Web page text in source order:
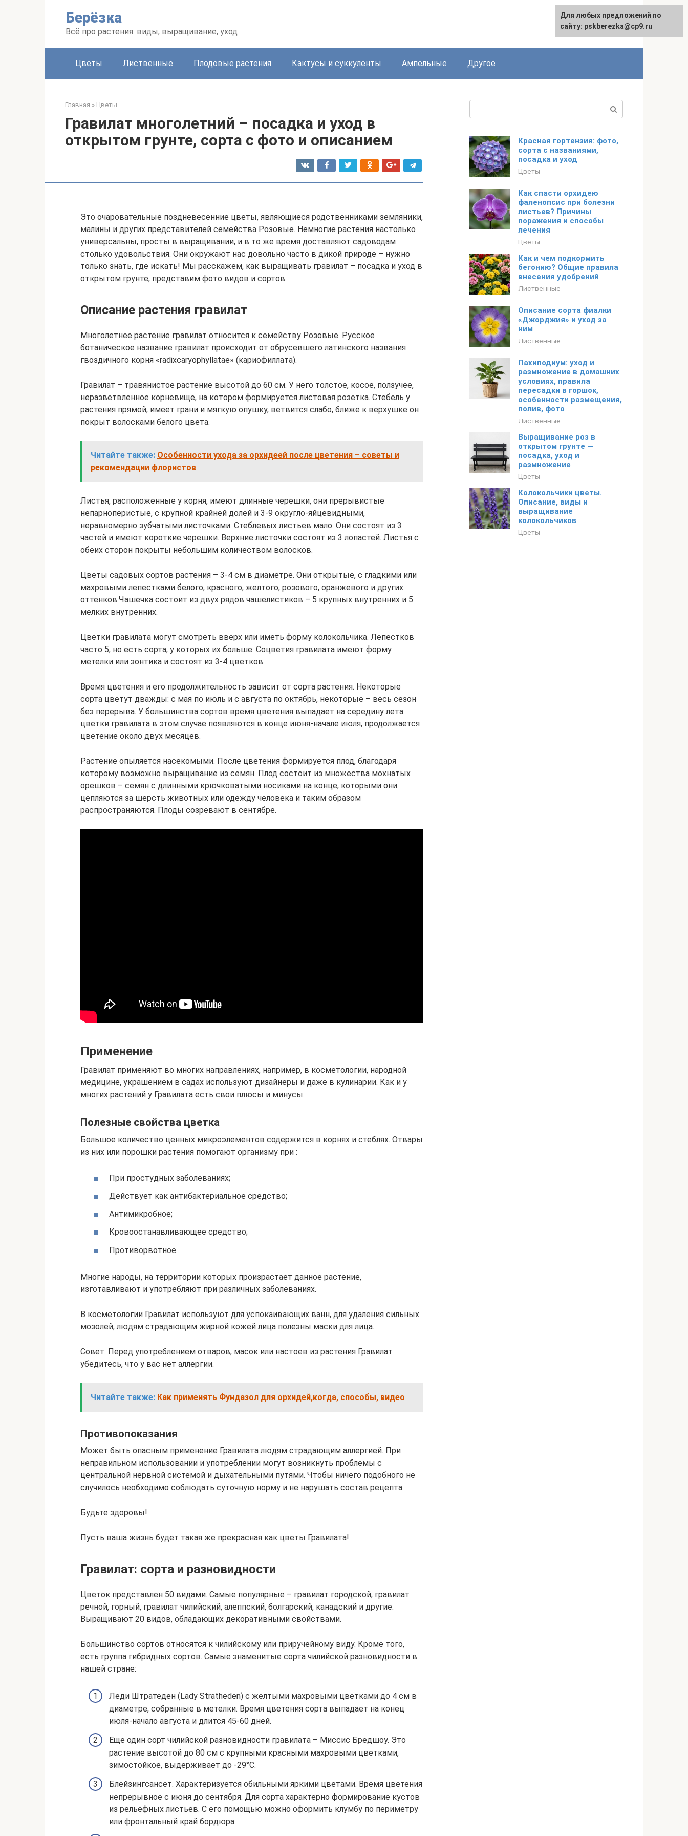
Берёзка
Всё про растения: виды, выращивание, уход
English
Цветы Лиственные Плодовые растения Кактусы и суккуленты Ампельные Другое
Главная » Цветы
Гравилат многолетний – посадка и уход в
открытом грунте, сорта с фото и описанием
Это очаровательные поздневесенние цветы, являющиеся родственниками земляники,
малины и других представителей семейства Розовые. Немногие растения настолько
универсальны, просты в выращивании, и в то же время доставляют садоводам
столько удовольствия. Они окружают нас довольно часто в дикой природе – нужно
только знать, где искать! Мы расскажем, как выращивать гравилат – посадка и уход в
открытом грунте, представим фото видов и сортов.
Описание растения гравилат
Многолетнее растение гравилат относится к семейству Розовые. Русское
ботаническое название гравилат происходит от обрусевшего латинского названия
гвоздичного корня «radixcaryophyllatae» (кариофиллата).
Гравилат – травянистое растение высотой до 60 см. У него толстое, косое, ползучее,
неразветвленное корневище, на котором формируется листовая розетка. Стебель у
растения прямой, имеет грани и мягкую опушку, ветвится слабо, ближе к верхушке он
покрыт волосками белого цвета.
Читайте также: Особенности ухода за орхидеей после цветения – советы и
рекомендации флористов
Листья, расположенные у корня, имеют длинные черешки, они прерывистые
непарноперистые, с крупной крайней долей и 3-9 округло-яйцевидными,
неравномерно зубчатыми листочками. Стеблевых листьев мало. Они состоят из 3
частей и имеют короткие черешки. Верхние листочки состоят из 3 лопастей. Листья с
обеих сторон покрыты небольшим количеством волосков.
Цветы садовых сортов растения – 3-4 см в диаметре. Они открытые, с гладкими или
махровыми лепестками белого, красного, желтого, розового, оранжевого и других
оттенков.Чашечка состоит из двух рядов чашелистиков – 5 крупных внутренних и 5
мелких внутренних.
Цветки гравилата могут смотреть вверх или иметь форму колокольчика. Лепестков
часто 5, но есть сорта, у которых их больше. Соцветия гравилата имеют форму
метелки или зонтика и состоят из 3-4 цветков.
Время цветения и его продолжительность зависит от сорта растения. Некоторые
сорта цветут дважды: с мая по июль и с августа по октябрь, некоторые – весь сезон
без перерыва. У большинства сортов время цветения выпадает на середину лета:
цветки гравилата в этом случае появляются в конце июня-начале июля, продолжается
цветение около двух месяцев.
Растение опыляется насекомыми. После цветения формируется плод, благодаря
которому возможно выращивание из семян. Плод состоит из множества мохнатых
орешков – семян с длинными крючковатыми носиками на конце, которыми они
цепляются за шерсть животных или одежду человека и таким образом
распространяются. Плоды созревают в сентябре.
Применение
Гравилат применяют во многих направлениях, например, в косметологии, народной
медицине, украшением в садах используют дизайнеры и даже в кулинарии. Как и у
многих растений у Гравилата есть свои плюсы и минусы.
Полезные свойства цветка
Большое количество ценных микроэлементов содержится в корнях и стеблях. Отвары
из них или порошки растения помогают организму при :
При простудных заболеваниях;
Действует как антибактериальное средство;
Антимикробное;
Кровоостанавливающее средство;
Противорвотное.
Многие народы, на территории которых произрастает данное растение,
изготавливают и употребляют при различных заболеваниях.
В косметологии Гравилат используют для успокаивающих ванн, для удаления сильных
мозолей, людям страдающим жирной кожей лица полезны маски для лица.
Совет: Перед употреблением отваров, масок или настоев из растения Гравилат
убедитесь, что у вас нет аллергии.
Читайте также: Как применять Фундазол для орхидей,когда, способы, видео
Противопоказания
Может быть опасным применение Гравилата людям страдающим аллергией. При
неправильном использовании и употреблении могут возникнуть проблемы с
центральной нервной системой и дыхательными путями. Чтобы ничего подобного не
случилось необходимо соблюдать суточную норму и не нарушать состав рецепта.
Будьте здоровы!
Пусть ваша жизнь будет такая же прекрасная как цветы Гравилата!
Гравилат: сорта и разновидности
Цветок представлен 50 видами. Самые популярные – гравилат городской, гравилат
речной, горный, гравилат чилийский, алеппский, болгарский, канадский и другие.
Выращивают 20 видов, обладающих декоративными свойствами.
Большинство сортов относятся к чилийскому или приручейному виду. Кроме того,
есть группа гибридных сортов. Самые знаменитые сорта чилийской разновидности в
нашей стране:
Леди Штратеден (Lady Stratheden) с желтыми махровыми цветками до 4 см в
диаметре, собранные в метелки. Время цветения сорта выпадает на конец
июля-начало августа и длится 45-60 дней.
Еще один сорт чилийской разновидности гравилата – Миссис Бредшоу. Это
растение высотой до 80 см с крупными красными махровыми цветками,
зимостойкое, выдерживает до -29°С.
Блейзингсансет. Характеризуется обильными яркими цветами. Время цветения
непрерывное с июня до сентября. Для сорта характерно формирование кустов
из рельефных листьев. С его помощью можно оформить клумбу по периметру
или фронтальный край бордюра.
Красная гортензия: фото,
сорта с названиями,
посадка и уход
Цветы
Как спасти орхидею
фаленопсис при болезни
листьев? Причины
поражения и способы
лечения
Цветы
Как и чем подкормить
бегонию? Общие правила
внесения удобрений
Лиственные
Описание сорта фиалки
«Джорджия» и уход за
ним
Лиственные
Пахиподиум: уход и
размножение в домашних
условиях, правила
пересадки в горшок,
особенности размещения,
полив, фото
Лиственные
Выращивание роз в
открытом грунте —
посадка, уход и
размножение
Цветы
Колокольчики цветы.
Описание, виды и
выращивание
колокольчиков
Цветы
Для любых предложений по
сайту: pskberezka@cp9.ru